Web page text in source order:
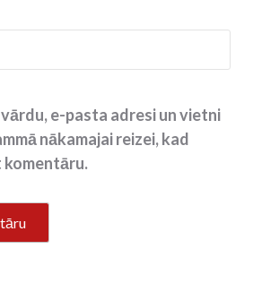
e-pasta adresi un vietni
nākamajai reizei, kad